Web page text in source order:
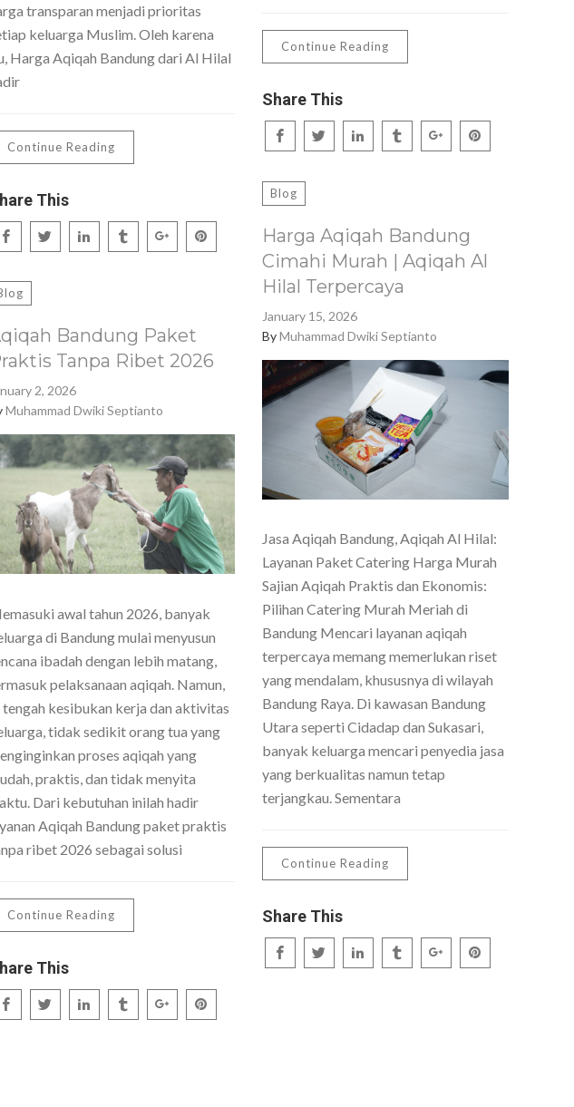
transparan menjadi prioritas
keluarga Muslim. Oleh karena
Harga Aqiqah Bandung dari Al Hilal
Continue Reading
This
Continue Reading
Share This
Blog
Harga Aqiqah Bandung
Cimahi Murah | Aqiqah Al
Hilal Terpercaya
January 15, 2026
ByMuhammad Dwiki Septianto
Jasa Aqiqah Bandung, Aqiqah Al Hilal:
Layanan Paket Catering Harga Murah
Sajian Aqiqah Praktis dan Ekonomis:
Pilihan Catering Murah Meriah di
Bandung Mencari layanan aqiqah
terpercaya memang memerlukan riset
yang mendalam, khususnya di wilayah
Bandung Raya. Di kawasan Bandung
Utara seperti Cidadap dan Sukasari,
banyak keluarga mencari penyedia jasa
yang berkualitas namun tetap
terjangkau. Sementara
Continue Reading
Share This
Bandung Paket
Tanpa Ribet 2026
2, 2026
Muhammad Dwiki Septianto
awal tahun 2026, banyak
di Bandung mulai menyusun
ibadah dengan lebih matang,
pelaksanaan aqiqah. Namun,
tengah kesibukan kerja dan aktivitas
tidak sedikit orang tua yang
proses aqiqah yang
praktis, dan tidak menyita
Dari kebutuhan inilah hadir
Aqiqah Bandung paket praktis
ribet 2026 sebagai solusi
Continue Reading
This